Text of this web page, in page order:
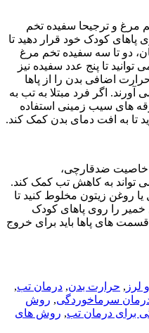
مرغ و ترجیحا سفیده تخم
پاهای کودک خود قرار دهید تا
دو تا سه سفیده تخم مرغ
تا پنج عدد سفیده نیز
اضافی بدن را از پاها
آورند. اگر فرد مبتلا به تب به
های سیب زمینی استفاده
تا به افت دمای بدن کمک کند.
خاصیت ضدقارچی،
تواند به کاهش تب کمک کند.
یا روغن زیتون مخلوط کنید تا
را روی پاهای کودک
های پاها باید برای خروج
لرز , حرارت بدن, درمان تب,
سرماخوردگی, روش
برای درمان تب, روش های